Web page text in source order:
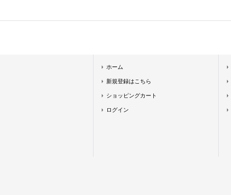
ホーム
新規登録はこちら
ショッピングカート
ログイン